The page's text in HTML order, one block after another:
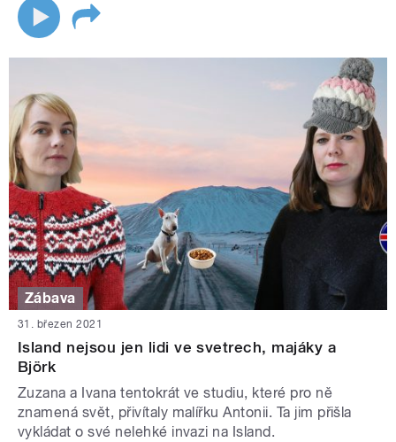
Zábava
31. březen 2021
Island nejsou jen lidi ve svetrech, majáky a
Björk
Zuzana a Ivana tentokrát ve studiu, které pro ně
znamená svět, přivítaly malířku Antonii. Ta jim přišla
vykládat o své nelehké invazi na Island.